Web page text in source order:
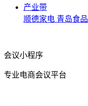
产业带
顺德家电 青岛食品
会议小程序
专业电商会议平台